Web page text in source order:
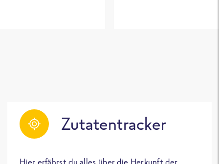
Zutatentracker
Hier erfährst du alles über die Herkunft der